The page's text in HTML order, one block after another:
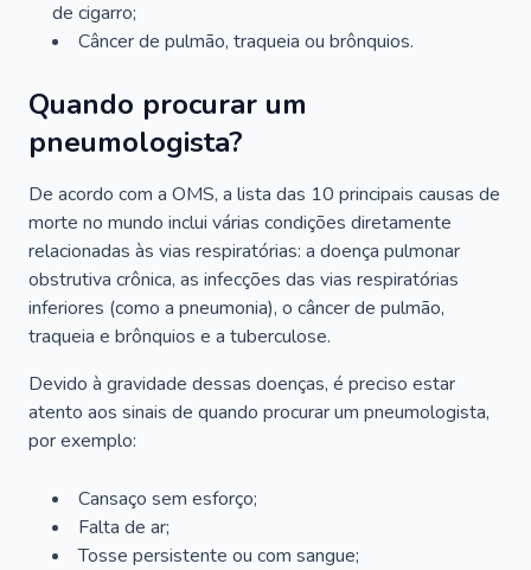
de cigarro;
Câncer de pulmão, traqueia ou brônquios.
Quando procurar um
pneumologista?
De acordo com a OMS, a lista das 10 principais causas de
morte no mundo inclui várias condições diretamente
relacionadas às vias respiratórias: a doença pulmonar
obstrutiva crônica, as infecções das vias respiratórias
inferiores (como a pneumonia), o câncer de pulmão,
traqueia e brônquios e a tuberculose.
Devido à gravidade dessas doenças, é preciso estar
atento aos sinais de quando procurar um pneumologista,
por exemplo:
Cansaço sem esforço;
Falta de ar;
Tosse persistente ou com sangue;